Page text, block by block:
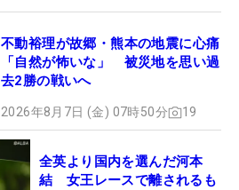
不動裕理が故郷・熊本の地震に心痛
「自然が怖いな」 被災地を思い過
去2勝の戦いへ
2026年8月7日 (金) 07時50分 19
全英より国内を選んだ河本
結 女王レースで離されるも